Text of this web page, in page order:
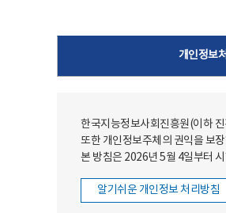
개인정보
한국지능정보사회진흥원(이하
또한 개인정보주체의 권익을 보
본 방침은 2026년 5월 4일부터
알기쉬운 개인정보 처리방침